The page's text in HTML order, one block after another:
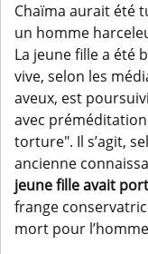
Chaïma aurait été
un homme
La jeune fille a été
vive, selon les
aveux, est
avec
torture". Il s’agit,
ancienne
jeune fille avait
frange
mort pour